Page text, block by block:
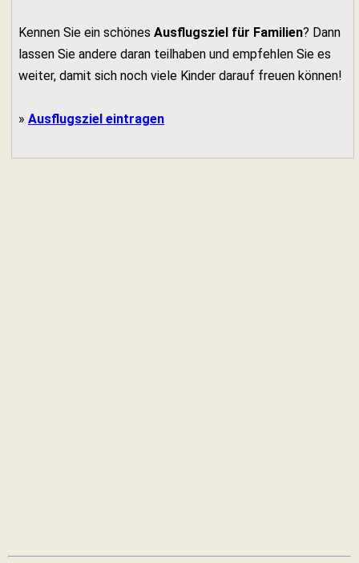
Kennen Sie ein schönes Ausflugsziel für Familien? Dann
lassen Sie andere daran teilhaben und empfehlen Sie es
weiter, damit sich noch viele Kinder darauf freuen können!
» Ausflugsziel eintragen